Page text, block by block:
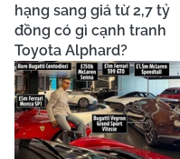
hạng sang giá từ 2,7 tỷ
đồng có gì cạnh tranh
Toyota Alphard?